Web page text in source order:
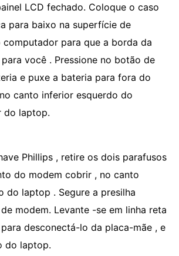
LCD fechado. Coloque o caso
para baixo na superfície de
para que a borda da
você . Pressione no botão de
e puxe a bateria para fora do
canto inferior esquerdo do
do laptop.
Phillips , retire os dois parafusos
do modem cobrir , no canto
do laptop . Segure a presilha
modem. Levante -se em linha reta
desconectá-lo da placa-mãe , e
do laptop.